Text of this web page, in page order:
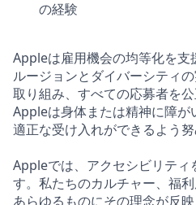
の経験
Appleは雇用機会の均等化を支
ルージョンとダイバーシティ
取り組み、すべての応募者を公
Appleは身体または精神に障が
適正な受け入れができるよう努
Appleでは、アクセシビリティ
す。私たちのカルチャー、福
あらゆるものにその理念が反